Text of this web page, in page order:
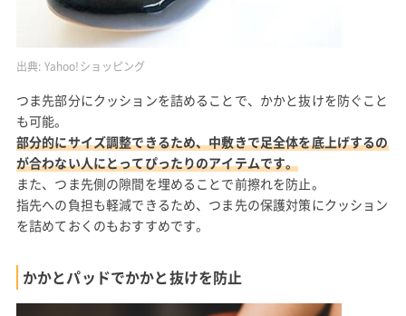
出典: Yahoo!ショッピング
つま先部分にクッションを詰めることで、かかと抜けを防ぐこと
も可能。
部分的にサイズ調整できるため、中敷きで足全体を底上げするの
が合わない人にとってぴったりのアイテムです。
また、つま先側の隙間を埋めることで前擦れを防止。
指先への負担も軽減できるため、つま先の保護対策にクッション
を詰めておくのもおすすめです。
かかとパッドでかかと抜けを防止